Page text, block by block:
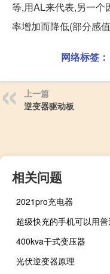
等,用AL来代表,另一个
率增加而降低(部分感
网络标签：
上一篇
逆变器驱动板
相关问题
2021pro充电器
400kva干式变压器
光伏逆变器原理